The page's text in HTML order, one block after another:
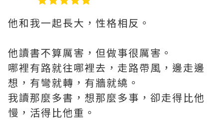
他和我一起長大，性格相反。
他讀書不算厲害，但做事很厲害。
哪裡有路就往哪裡去，走路帶風，邊走邊
想，有彎就轉，有牆就繞。
我讀那麼多書，想那麼多事，卻走得比他
慢，活得比他重。